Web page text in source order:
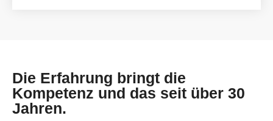
Die Erfahrung bringt die
Kompetenz und das seit über 30
Jahren.